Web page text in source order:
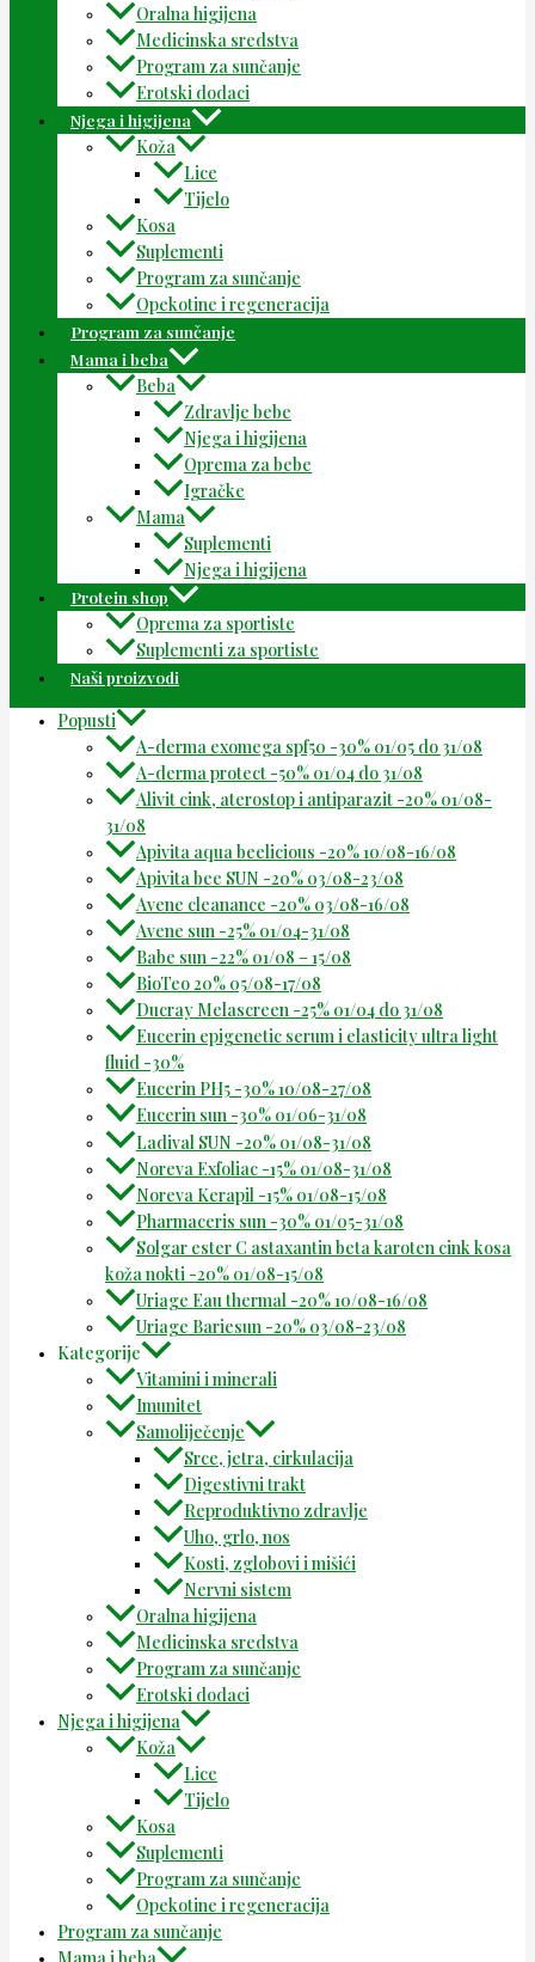
Oralna higijena
Medicinska sredstva
Program za sunčanje
Erotski dodaci
Njega i higijena
Koža
Lice
Tijelo
Kosa
Suplementi
Program za sunčanje
Opekotine i regeneracija
Program za sunčanje
Mama i beba
Beba
Zdravlje bebe
Njega i higijena
Oprema za bebe
Igračke
Mama
Suplementi
Njega i higijena
Protein shop
Oprema za sportiste
Suplementi za sportiste
Naši proizvodi
Popusti
A-derma exomega spf50 -30% 01/05 do 31/08
A-derma protect -50% 01/04 do 31/08
Alivit cink, aterostop i antiparazit -20% 01/08-
31/08
Apivita aqua beelicious -20% 10/08-16/08
Apivita bee SUN -20% 03/08-23/08
Avene cleanance -20% 03/08-16/08
Avene sun -25% 01/04-31/08
Babe sun -22% 01/08 – 15/08
BioTeo 20% 05/08-17/08
Ducray Melascreen -25% 01/04 do 31/08
Eucerin epigenetic serum i elasticity ultra light
fluid -30%
Eucerin PH5 -30% 10/08-27/08
Eucerin sun -30% 01/06-31/08
Ladival SUN -20% 01/08-31/08
Noreva Exfoliac -15% 01/08-31/08
Noreva Kerapil -15% 01/08-15/08
Pharmaceris sun -30% 01/05-31/08
Solgar ester C astaxantin beta karoten cink kosa
koža nokti -20% 01/08-15/08
Uriage Eau thermal -20% 10/08-16/08
Uriage Bariesun -20% 03/08-23/08
Kategorije
Vitamini i minerali
Imunitet
Samoliječenje
Srce, jetra, cirkulacija
Digestivni trakt
Reproduktivno zdravlje
Uho, grlo, nos
Kosti, zglobovi i mišići
Nervni sistem
Oralna higijena
Medicinska sredstva
Program za sunčanje
Erotski dodaci
Njega i higijena
Koža
Lice
Tijelo
Kosa
Suplementi
Program za sunčanje
Opekotine i regeneracija
Program za sunčanje